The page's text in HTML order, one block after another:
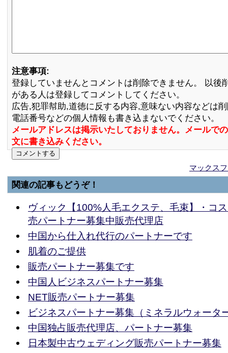
注意事項:
登録していませんとコメントは削除できません。 以後
がある人は登録してコメントしてください。
広告,犯罪幇助,道徳に反する内容,意味ない内容などは
電話番号などの個人情報も書き込まないでください。
メールアドレスは掲示いたしておりません。メールで
文に書き込みください。
マックス
関連の記事もどうぞ！
ヴィック【100%人毛エクステ、毛束】・コ
売パートナー募集中販売代理店
中国から仕入れ代行のパートナーです
肌着のご提供
販売パートナー募集です
中国人ビジネスパートナー募集
NET販売パートナー募集
ビジネスパートナー募集（ミネラルウォータ
中国独占販売代理店、パートナー募集
日本製中古ウェディング販売パートナー募集